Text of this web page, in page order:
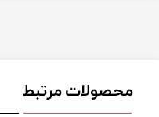
محصولات مرتبط